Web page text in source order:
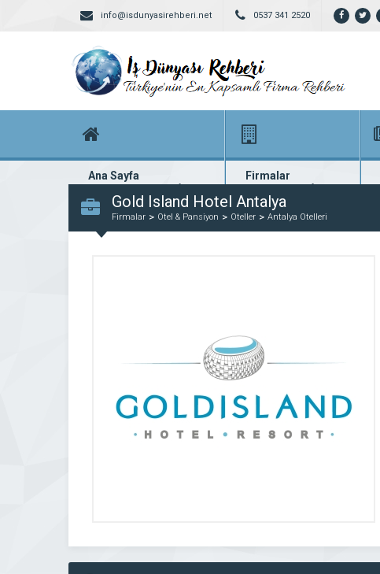
info@isdunyasirehberi.net 0537 341 2520
Ana Sayfa
Firma rehberi ana sayfanız
Firmalar
Yüzlerce kayıtlı firma
Gold Island Hotel Antalya
Firmalar Otel & Pansiyon Oteller Antalya Otelleri